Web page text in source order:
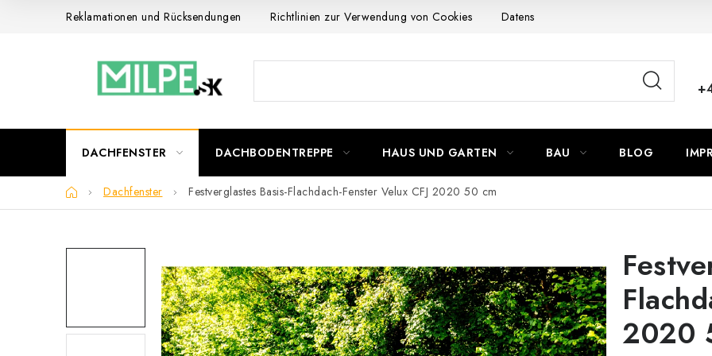
Reklamationen und Rücksendungen Richtlinien zur Verwendung von Cookies Datenschutzerklärung
DACHFENSTER DACHBODENTREPPE HAUS UND GARTEN BAU BLOG
StartseiteDachfenster Festverglastes Basis-Flachdach-Fenster Velux CFJ 2020 50 cm
2020